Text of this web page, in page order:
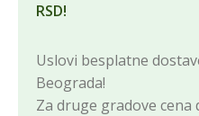
RSD!
Uslovi besplatne
Beograda!
Za druge gradove